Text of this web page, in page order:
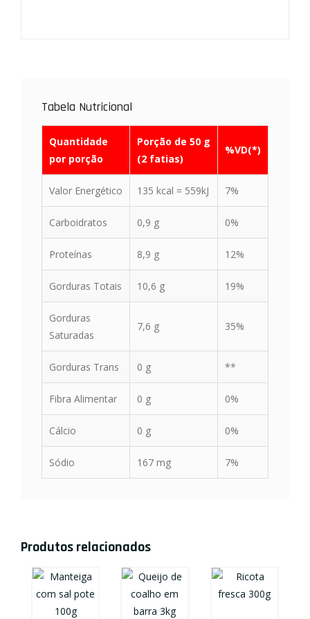
Tabela Nutricional
Quantidade
por porção
Porção de 50 g
(2 fatias)
%VD(*)
Valor Energético 135 kcal = 559kJ 7%
Carboidratos 0,9 g 0%
Proteínas 8,9 g 12%
Gorduras Totais 10,6 g 19%
Gorduras
Saturadas
7,6 g 35%
Gorduras Trans 0 g **
Fibra Alimentar 0 g 0%
Cálcio 0 g 0%
Sódio 167 mg 7%
Produtos relacionados